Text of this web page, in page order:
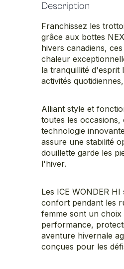
Description
Franchissez les
grâce aux bottes
hivers canadiens,
chaleur
la tranquillité d'esprit
activités
Alliant style et
toutes les
technologie
assure une stabilité
douillette garde les
l'hiver.
Les ICE WONDER
confort pendant les
femme sont un
performance,
aventure hivernale
conçues pour les